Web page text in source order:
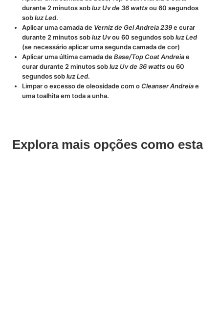
durante 2 minutos sobluz Uv de 36 wattsou 60 segundos
sobluz Led.
Aplicar uma camada de Verniz de Gel Andreia 239e curar
durante 2 minutos sobluz Uvou 60 segundos sobluz Led
(se necessário aplicar uma segunda camada de cor)
Aplicar uma última camada deBase/Top Coat Andreiae
curar durante 2 minutos sobluz Uv de 36 wattsou 60
segundos sobluz Led.
Limpar o excesso de oleosidade com o Cleanser Andreiae
uma toalhita em toda a unha.
Explora mais opções como esta